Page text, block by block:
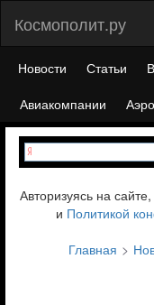
Космополит.ру
Новости Статьи
Авиакомпании
Авторизуясь на
и Политикой
Главная